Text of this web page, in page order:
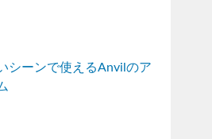
シーンで使えるAnvilのア